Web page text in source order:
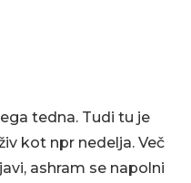
tedna. Tudi tu je
kot npr nedelja. Več
ashram se napolni